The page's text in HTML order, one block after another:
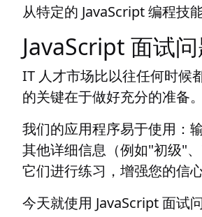
从特定的 JavaScript 编程技
JavaScript 面试
IT 人才市场比以往任何时候
的关键在于做好充分的准备。
我们的应用程序易于使用：
其他详细信息（例如"初级"
它们进行练习，增强您的信
今天就使用 JavaScript 面试